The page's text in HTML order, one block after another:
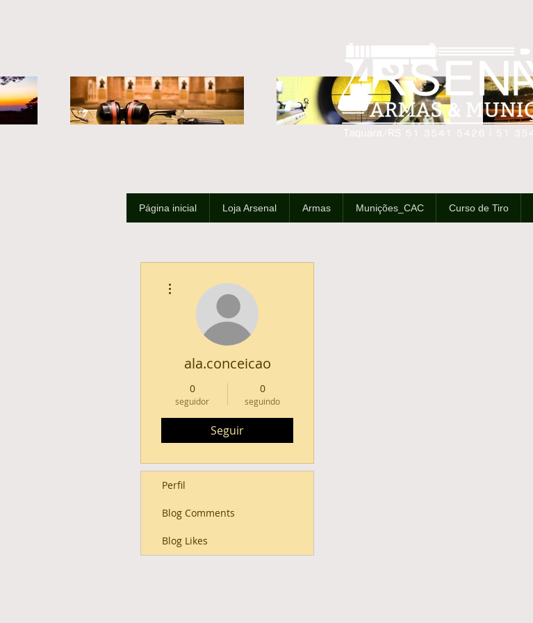
Página inicial Loja Arsenal Armas Munições_CAC Curso de Tiro
ala.conceicao
0
seguidor
0
seguindo
Seguir
Perfil
Blog Comments
Blog Likes